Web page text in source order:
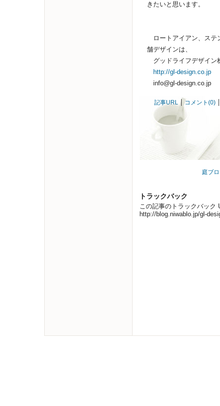
きたいと思います。
ロートアイアン、ステ
舗デザインは、
グッドライフデザイン
http://gl-design.co.jp
info@gl-design.co.jp
記事URL コメント(0)
庭ブ
トラックバック
この記事のトラックバック
http://blog.niwablo.jp/gl-